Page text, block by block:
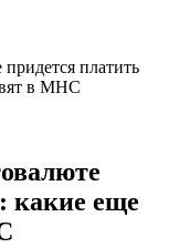
платить
в МНС
какие еще